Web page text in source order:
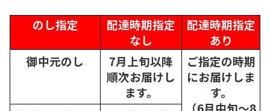
のし指定
配達時期指定
なし
配達時期指定
あり
御中元のし
7月上旬以降
順次お届けし
ます。
ご指定の時期
にお届けしま
す。
（6月中旬～8